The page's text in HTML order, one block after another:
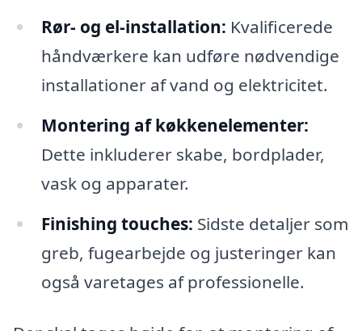
Rør- og el-installation: Kvalificerede
håndværkere kan udføre nødvendige
installationer af vand og elektricitet.
Montering af køkkenelementer:
Dette inkluderer skabe, bordplader,
vask og apparater.
Finishing touches: Sidste detaljer som
greb, fugearbejde og justeringer kan
også varetages af professionelle.